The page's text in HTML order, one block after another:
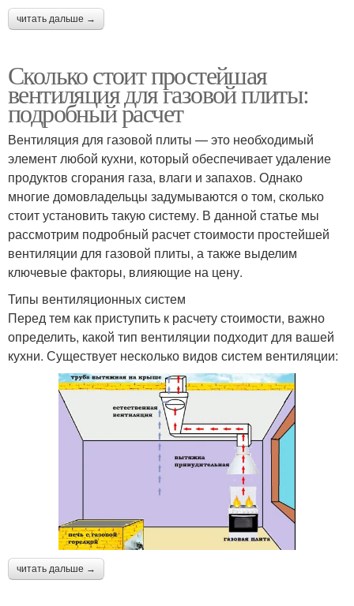
читать дальше →
Сколько стоит простейшая
вентиляция для газовой плиты:
подробный расчет
Вентиляция для газовой плиты — это необходимый
элемент любой кухни, который обеспечивает удаление
продуктов сгорания газа, влаги и запахов. Однако
многие домовладельцы задумываются о том, сколько
стоит установить такую систему. В данной статье мы
рассмотрим подробный расчет стоимости простейшей
вентиляции для газовой плиты, а также выделим
ключевые факторы, влияющие на цену.
Типы вентиляционных систем
Перед тем как приступить к расчету стоимости, важно
определить, какой тип вентиляции подходит для вашей
кухни. Существует несколько видов систем вентиляции:
читать дальше →